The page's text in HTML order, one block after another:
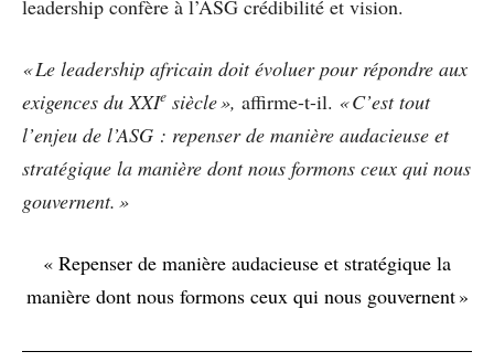
leadership confère à l’ASG crédibilité et vision.
« Le leadership africain doit évoluer pour répondre aux
exigences du XXIe siècle », affirme-t-il. « C’est tout
l’enjeu de l’ASG : repenser de manière audacieuse et
stratégique la manière dont nous formons ceux qui nous
gouvernent. »
« Repenser de manière audacieuse et stratégique la
manière dont nous formons ceux qui nous gouvernent »